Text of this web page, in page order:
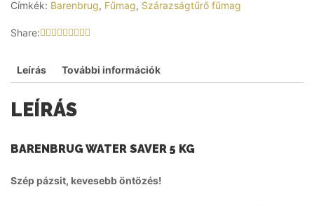
Címkék: Barenbrug, Fűmag, Szárazságtűrő fűmag
Share:
Leírás További információk
LEÍRÁS
BARENBRUG WATER SAVER 5 KG
Szép pázsit, kevesebb öntözés!